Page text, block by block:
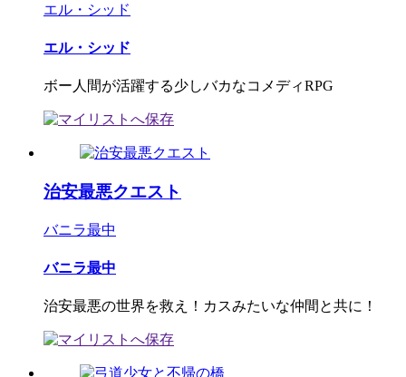
エル・シッド
エル・シッド
ボー人間が活躍する少しバカなコメディRPG
治安最悪クエスト
バニラ最中
バニラ最中
治安最悪の世界を救え！カスみたいな仲間と共に！